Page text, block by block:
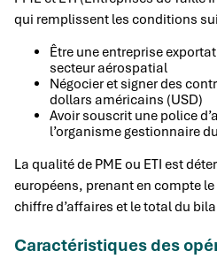
qui remplissent les conditions
Être une entreprise
secteur aérospatial
Négocier et signer des
dollars américains (USD)
Avoir souscrit une police
l’organisme gestionnaire
La qualité de PME ou ETI est
européens, prenant en compte
chiffre d’affaires et le total du
Caractéristiques des